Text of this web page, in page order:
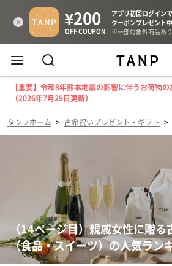
【重要】令和8年熊本地震の影響に伴うお荷物
（2026年7月29日更新）
タンプホーム > 古希祝いプレゼント・ギフト >
（14ページ目）親戚女性に贈
（食品・スイーツ）の人気ラン